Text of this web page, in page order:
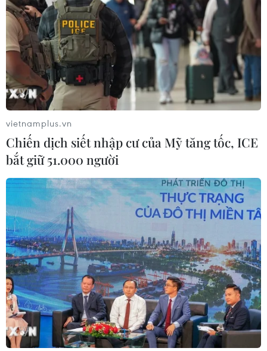
vietnamplus.vn
Chiến dịch siết nhập cư của Mỹ tăng tốc, ICE
bắt giữ 51.000 người